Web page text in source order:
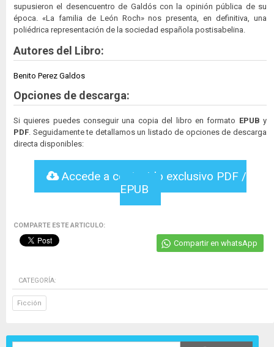
supusieron el desencuentro de Galdós con la opinión pública de su
época. «La familia de León Roch» nos presenta, en definitiva, una
poliédrica representación de la sociedad española postisabelina.
Autores del Libro:
Benito Perez Galdos
Opciones de descarga:
Si quieres puedes conseguir una copia del libro en formato EPUB y
PDF . Seguidamente te detallamos un listado de opciones de descarga
directa disponibles:
Accede a contenido exclusivo PDF /
EPUB
COMPARTE ESTE ARTICULO:
Compartir en whatsApp
CATEGORÍA:
Ficción